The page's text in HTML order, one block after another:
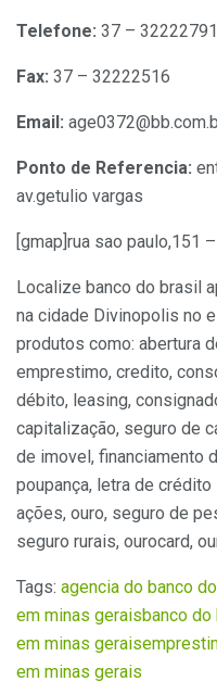
Telefone: 37 – 32222791
Fax: 37 – 32222516
Email:
Ponto de Referencia:
av.getulio vargas
[gmap]rua sao paulo,151
Localize banco do brasil
na cidade Divinopolis no
produtos como: abertura
emprestimo, credito,
débito, leasing,
capitalização, seguro de
de imovel, financiamento
poupança, letra de
ações, ouro, seguro de
seguro rurais, ourocard,
Tags: agencia do banco
em minas geraisbanco do
em minas gerais
em minas gerais